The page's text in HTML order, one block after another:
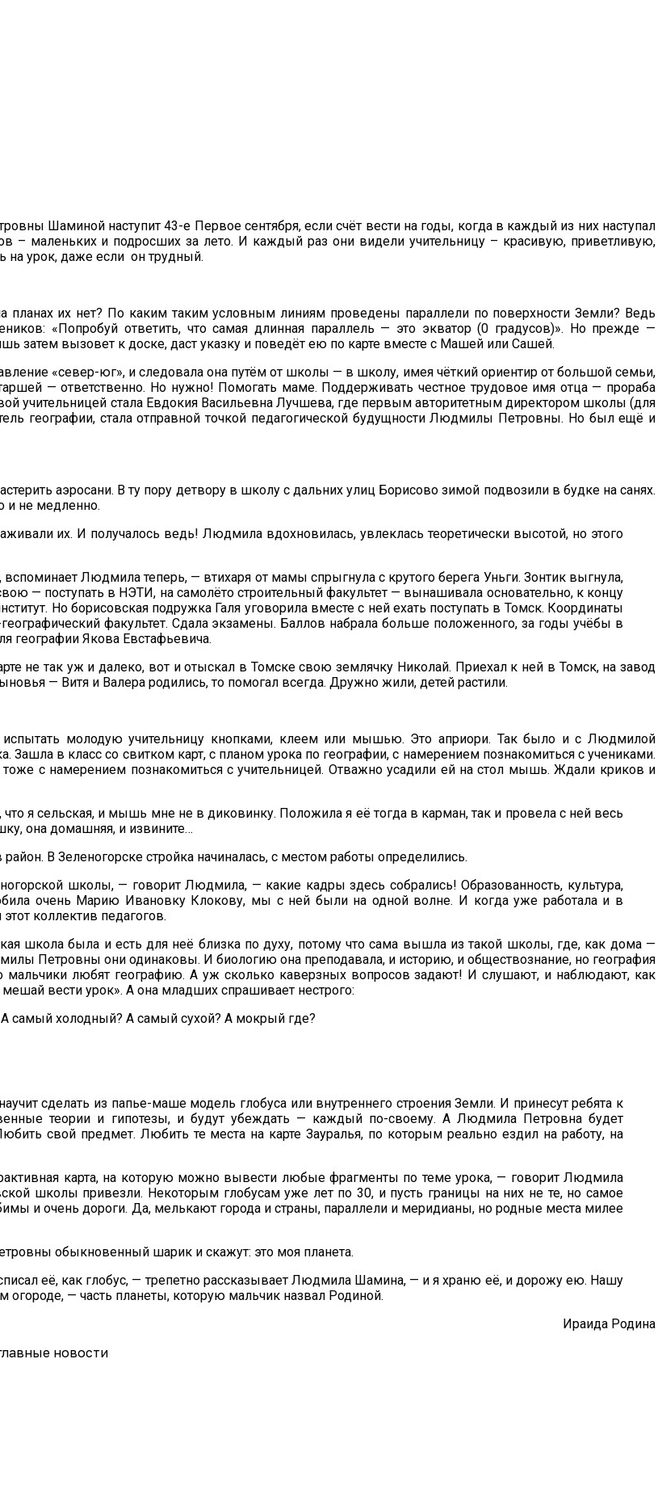
Шаминой наступит 43-е Первое сентября, если счёт вести на годы, когда в каждый из них наступал
– маленьких и подросших за лето. И каждый раз они видели учительницу – красивую, приветливую,
на урок, даже если он трудный.
планах их нет? По каким таким условным линиям проведены параллели по поверхности Земли? Ведь
«Попробуй ответить, что самая длинная параллель — это экватор (0 градусов)». Но прежде —
затем вызовет к доске, даст указку и поведёт ею по карте вместе с Машей или Сашей.
«север-юг», и следовала она путём от школы — в школу, имея чёткий ориентир от большой семьи,
— ответственно. Но нужно! Помогать маме. Поддерживать честное трудовое имя отца — прораба
учительницей стала Евдокия Васильевна Лучшева, где первым авторитетным директором школы (для
географии, стала отправной точкой педагогической будущности Людмилы Петровны. Но был ещё и
аэросани. В ту пору детвору в школу с дальних улиц Борисово зимой подвозили в будке на санях.
и не медленно.
их. И получалось ведь! Людмила вдохновилась, увлеклась теоретически высотой, но этого
Людмила теперь, — втихаря от мамы спрыгнула с крутого берега Уньги. Зонтик выгнула,
— поступать в НЭТИ, на самолёто строительный факультет — вынашивала основательно, к концу
Но борисовская подружка Галя уговорила вместе с ней ехать поступать в Томск. Координаты
факультет. Сдала экзамены. Баллов набрала больше положенного, за годы учёбы в
географии Якова Евстафьевича.
не так уж и далеко, вот и отыскал в Томске свою землячку Николай. Приехал к ней в Томск, на завод
— Витя и Валера родились, то помогал всегда. Дружно жили, детей растили.
испытать молодую учительницу кнопками, клеем или мышью. Это априори. Так было и с Людмилой
в класс со свитком карт, с планом урока по географии, с намерением познакомиться с учениками.
с намерением познакомиться с учительницей. Отважно усадили ей на стол мышь. Ждали криков и
я сельская, и мышь мне не в диковинку. Положила я её тогда в карман, так и провела с ней весь
она домашняя, и извините…
В Зеленогорске стройка начиналась, с местом работы определились.
школы, — говорит Людмила, — какие кадры здесь собрались! Образованность, культура,
очень Марию Ивановку Клокову, мы с ней были на одной волне. И когда уже работала и в
коллектив педагогов.
школа была и есть для неё близка по духу, потому что сама вышла из такой школы, где, как дома —
Петровны они одинаковы. И биологию она преподавала, и историю, и обществознание, но география
любят географию. А уж сколько каверзных вопросов задают! И слушают, и наблюдают, как
мешай вести урок». А она младших спрашивает нестрого:
самый холодный? А самый сухой? А мокрый где?
сделать из папье-маше модель глобуса или внутреннего строения Земли. И принесут ребята к
теории и гипотезы, и будут убеждать — каждый по-своему. А Людмила Петровна будет
свой предмет. Любить те места на карте Зауралья, по которым реально ездил на работу, на
карта, на которую можно вывести любые фрагменты по теме урока, — говорит Людмила
школы привезли. Некоторым глобусам уже лет по 30, и пусть границы на них не те, но самое
и очень дороги. Да, мелькают города и страны, параллели и меридианы, но родные места милее
обыкновенный шарик и скажут: это моя планета.
её, как глобус, — трепетно рассказывает Людмила Шамина, — и я храню её, и дорожу ею. Нашу
— часть планеты, которую мальчик назвал Родиной.
Ираида Родина
новости